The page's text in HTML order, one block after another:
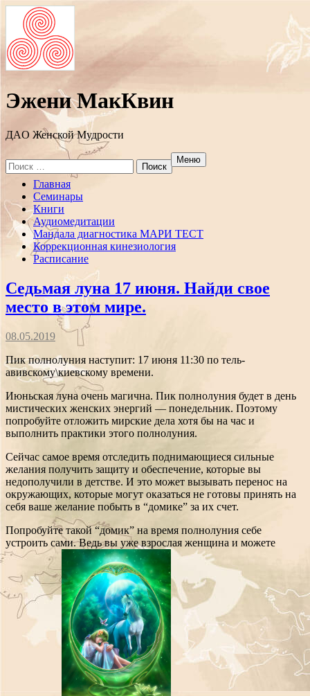
Эжени МакКвин
ДAO Женской Мудрости
Search
for:
Меню
Перейти
содержанию
Главная
Семинары
Книги
Аудиомедитации
Мандала диагностика МАРИ ТЕСТ
Коррекционная кинезиология
Расписание
Седьмая луна 17 июня. Найди свое
место в этом мире.
08.05.2019
Пик полнолуния наступит: 17 июня 11:30 по тель-
авивскому\киевскому времени.
Июньская луна очень магична. Пик полнолуния будет в день
мистических женских энергий — понедельник. Поэтому
попробуйте отложить мирские дела хотя бы на час и
выполнить практики этого полнолуния.
Сейчас самое время отследить поднимающиеся сильные
желания получить защиту и обеспечение, которые вы
недополучили в детстве. И это может вызывать перенос на
окружающих, которые могут оказаться не готовы принять на
себя ваше желание побыть в “домике” за их счет.
Попробуйте такой “домик” на время полнолуния себе
устроить сами. Ведь вы уже взрослая женщина и можете